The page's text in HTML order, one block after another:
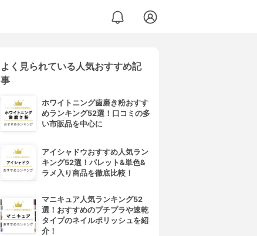
よく見られている人気おすすめ記
事
ホワイトニング歯磨き粉おすす
めランキング52選！口コミの多
い市販品を中心に
アイシャドウおすすめ人気ラン
キング52選！パレット&単色&
ラメ入り商品を徹底比較！
マニキュア人気ランキング52
選！おすすめのプチプラや速乾
タイプのネイルポリッシュを紹
介！